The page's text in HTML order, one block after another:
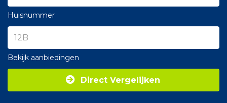
Huisnummer
Bekijk aanbiedingen
Direct Vergelijken